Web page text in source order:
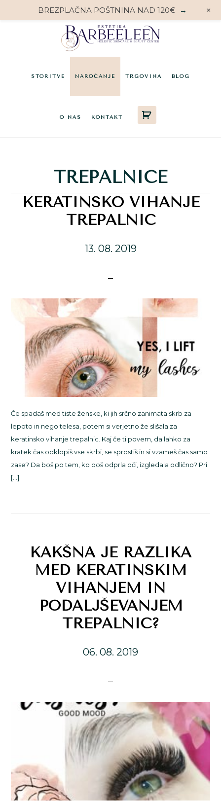
STORITVE NAROČANJE TRGOVINA BLOG
O NAS KONTAKT
TREPALNICE
KERATINSKO VIHANJE
TREPALNIC
13. 08. 2019
Če spadaš med tiste ženske, ki jih srčno zanimata skrb za
lepoto in nego telesa, potem si verjetno že slišala za
keratinsko vihanje trepalnic. Kaj če ti povem, da lahko za
kratek čas odklopiš vse skrbi, se sprostiš in si vzameš čas samo
zase? Da boš po tem, ko boš odprla oči, izgledala odlično? Pri
[…]
KAKŠNA JE RAZLIKA
MED KERATINSKIM
VIHANJEM IN
PODALJŠEVANJEM
TREPALNIC?
06. 08. 2019
BREZPLAČNA POŠTNINA NAD 120€ → +